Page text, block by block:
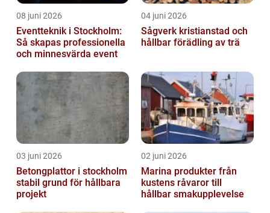
08 juni 2026
Eventteknik i Stockholm:
Så skapas professionella
och minnesvärda event
04 juni 2026
Sågverk kristianstad och
hållbar förädling av trä
03 juni 2026
Betongplattor i stockholm
stabil grund för hållbara
projekt
02 juni 2026
Marina produkter från
kustens råvaror till
hållbar smakupplevelse